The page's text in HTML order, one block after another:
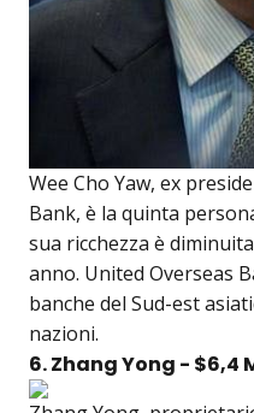
Wee Cho Yaw, ex
Bank, è la quinta
sua ricchezza è
anno. United Overseas
banche del Sud-est
nazioni.
6. Zhang Yong - $6,4